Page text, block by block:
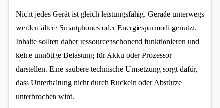
Nicht jedes Gerät ist gleich leistungsfähig. Gerade unterwegs
werden ältere Smartphones oder Energiesparmodi genutzt.
Inhalte sollten daher ressourcenschonend funktionieren und
keine unnötige Belastung für Akku oder Prozessor
darstellen. Eine saubere technische Umsetzung sorgt dafür,
dass Unterhaltung nicht durch Ruckeln oder Abstürze
unterbrochen wird.